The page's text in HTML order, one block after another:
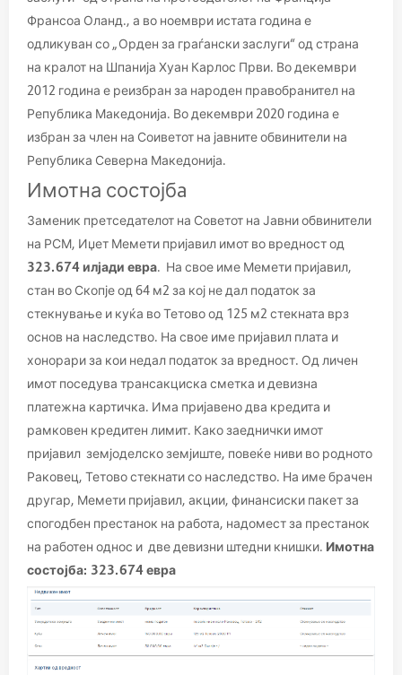
Франсоа Оланд., а во ноември истата година е
одликуван со „Орден за граѓански заслуги“ од страна
на кралот на Шпанија Хуан Карлос Први. Во декември
2012 година е реизбран за народен правобранител на
Република Македонија. Во декември 2020 година е
избран за член на Соиветот на јавните обвинители на
Република Северна Македонија.
Имотна состојбa
Заменик претседателот на Советот на Јавни обвинители
на РСМ, Иџет Мемети пријавил имот во вредност од
323.674 илјади евра. На свое име Мемети пријавил,
стан во Скопје од 64 м2 за кој не дал податок за
стекнување и куќа во Тетово од 125 м2 стекната врз
основ на наследство. На свое име пријавил плата и
хонорари за кои недал податок за вредност. Од личен
имот поседува трансакциска сметка и девизна
платежна картичка. Има пријавено два кредита и
рамковен кредитен лимит. Како заеднички имот
пријавил земјоделско земјиште, повеќе ниви во родното
Раковец, Тетово стекнати со наследство. На име брачен
другар, Мемети пријавил, акции, финансиски пакет за
спогодбен престанок на работа, надомест за престанок
на работен однос и две девизни штедни книшки. Имотна
состојба: 323.674 евра